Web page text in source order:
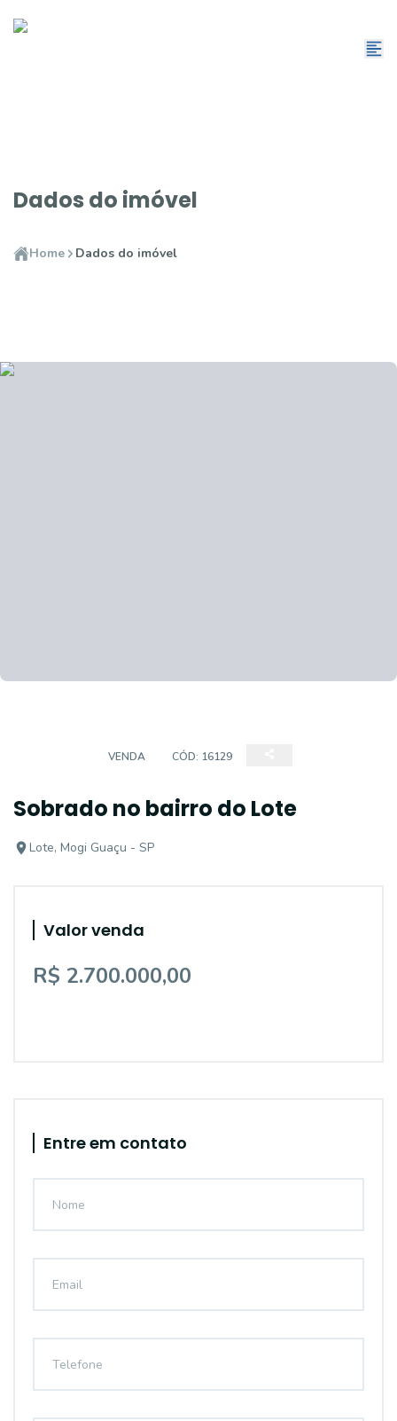
Dados do imóvel
Home Dados do imóvel
VENDA CÓD: 16129
Sobrado no bairro do Lote
Lote, Mogi Guaçu - SP
Valor venda
R$ 2.700.000,00
Entre em contato